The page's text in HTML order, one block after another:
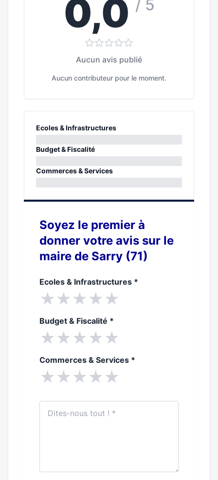
0,0 / 5
Aucun avis publié
Aucun contributeur pour le moment.
Ecoles & Infrastructures
0%
Budget & Fiscalité
0%
Commerces & Services
Soyez le premier à
donner votre avis sur le
maire de Sarry (71)
Ecoles & Infrastructures *
★★★★★
Budget & Fiscalité *
★★★★★
Commerces & Services *
★★★★★